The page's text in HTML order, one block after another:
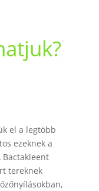
el a legtöbb
ezeknek a
Bactakleent
tereknek